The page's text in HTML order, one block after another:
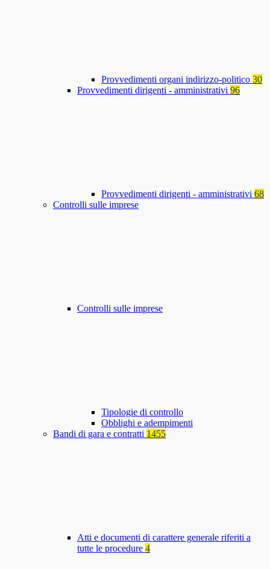
Provvedimenti organi indirizzo-politico 30
Provvedimenti dirigenti - amministrativi 96
Provvedimenti dirigenti - amministrativi 68
Controlli sulle imprese
Controlli sulle imprese
Tipologie di controllo
Obblighi e adempimenti
Bandi di gara e contratti 1455
Atti e documenti di carattere generale riferiti a
tutte le procedure 4